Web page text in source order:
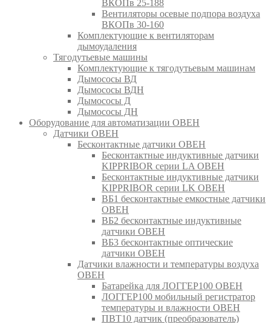
ВКОПв 25-188
Вентиляторы осевые подпора воздуха
ВКОПв 30-160
Комплектующие к вентиляторам
дымоудаления
Тягодутьевые машины
Комплектующие к тягодутьевым машинам
Дымососы ВД
Дымососы ВДН
Дымососы Д
Дымососы ДН
Оборудование для автоматизации ОВЕН
Датчики ОВЕН
Бесконтактные датчики ОВЕН
Бесконтактные индуктивные датчики
KIPPRIBOR серии LA ОВЕН
Бесконтактные индуктивные датчики
KIPPRIBOR серии LK ОВЕН
ВБ1 бесконтактные емкостные датчики
ОВЕН
ВБ2 бесконтактные индуктивные
датчики ОВЕН
ВБ3 бесконтактные оптические
датчики ОВЕН
Датчики влажности и температуры воздуха
ОВЕН
Батарейка для ЛОГГЕР100 ОВЕН
ЛОГГЕР100 мобильный регистратор
температуры и влажности ОВЕН
ПВТ10 датчик (преобразователь)